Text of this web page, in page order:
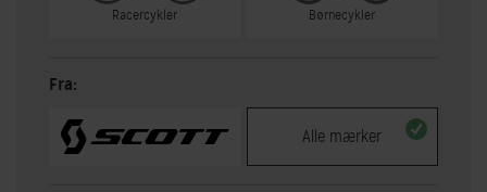
Racercykler Børnecykler
Fra:
Alle mærker